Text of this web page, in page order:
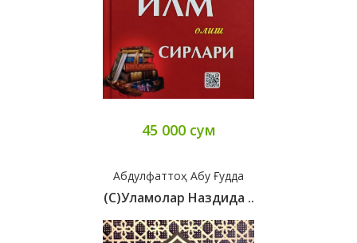
45 000 сум
Абдулфаттоҳ Абу Ғудда
(с)Уламолар Наздида ..